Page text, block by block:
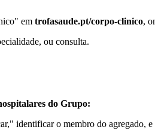
em trofasaude.pt/corpo-clinico,
ou consulta.
do Grupo:
identificar o membro do agregado,